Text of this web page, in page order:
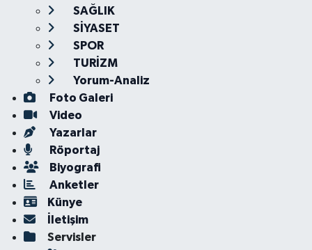
SAĞLIK
SİYASET
SPOR
TURİZM
Yorum-Analiz
Foto Galeri
Video
Yazarlar
Röportaj
Biyografi
Anketler
Künye
İletişim
Servisler